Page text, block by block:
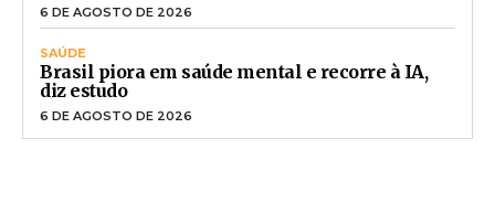
6 DE AGOSTO DE 2026
SAÚDE
Brasil piora em saúde mental e recorre à IA,
diz estudo
6 DE AGOSTO DE 2026